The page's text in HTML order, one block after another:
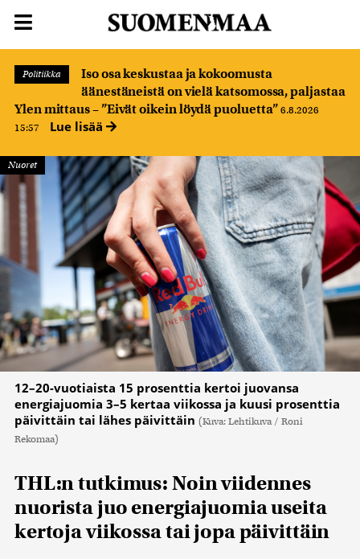
Politiikka
Iso osa keskustaa ja kokoomusta
äänestäneistä on vielä katsomossa, paljastaa
Ylen mittaus – ”Eivät oikein löydä puoluetta” 6.8.2026
15:57
Lue lisää
Nuoret
12–20-vuotiaista 15 prosenttia kertoi juovansa
energiajuomia 3–5 kertaa viikossa ja kuusi prosenttia
päivittäin tai lähes päivittäin (Kuva: Lehtikuva / Roni
Rekomaa)
THL:n tutkimus: Noin viidennes
nuorista juo energiajuomia useita
kertoja viikossa tai jopa päivittäin